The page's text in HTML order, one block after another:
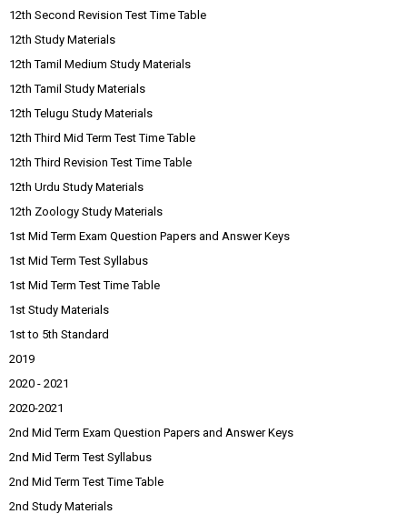
12th Second Revision Test Time Table
12th Study Materials
12th Tamil Medium Study Materials
12th Tamil Study Materials
12th Telugu Study Materials
12th Third Mid Term Test Time Table
12th Third Revision Test Time Table
12th Urdu Study Materials
12th Zoology Study Materials
1st Mid Term Exam Question Papers and Answer Keys
1st Mid Term Test Syllabus
1st Mid Term Test Time Table
1st Study Materials
1st to 5th Standard
2019
2020 - 2021
2020-2021
2nd Mid Term Exam Question Papers and Answer Keys
2nd Mid Term Test Syllabus
2nd Mid Term Test Time Table
2nd Study Materials